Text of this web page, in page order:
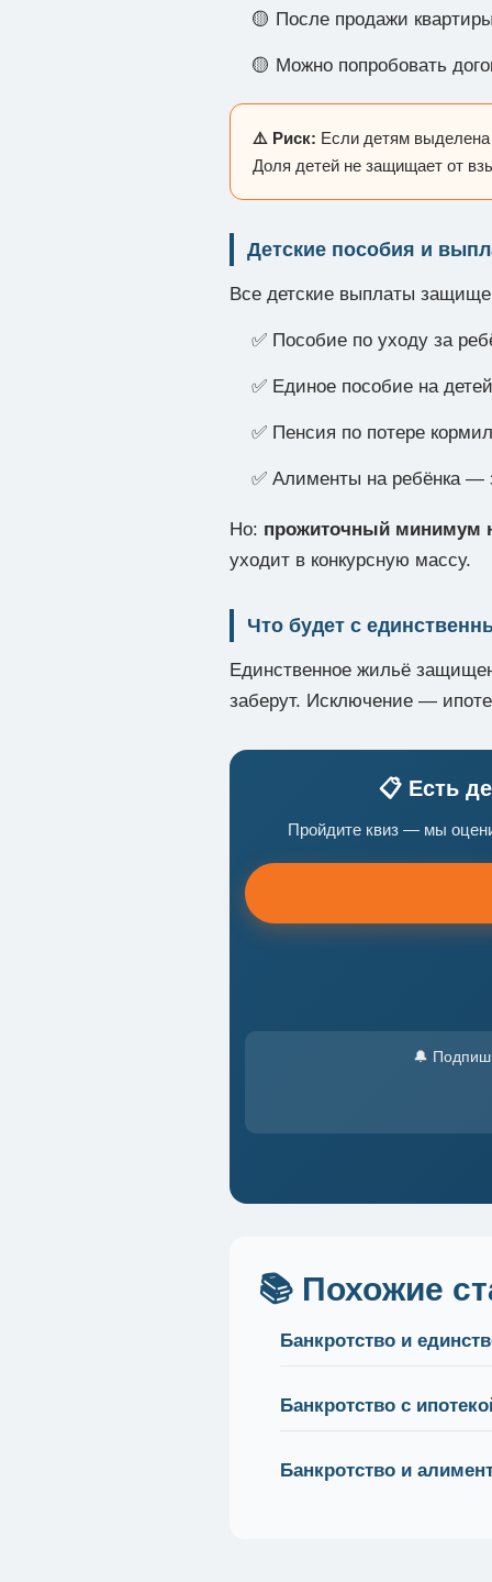
🟡 После продажи
🟡 Можно попробовать
⚠️ Риск: Если детям выделена
Доля детей не защищает от
Детские пособия и
Все детские выплаты
✅ Пособие по уходу за
✅ Единое пособие на
✅ Пенсия по потере
✅ Алименты на ребёнка
Но: прожиточный минимум
уходит в конкурсную массу.
Что будет с
Единственное жильё
заберут. Исключение —
📋 Есть
Пройдите квиз — мы
🔔
📚 Похожие
Банкротство и
Банкротство с
Банкротство и